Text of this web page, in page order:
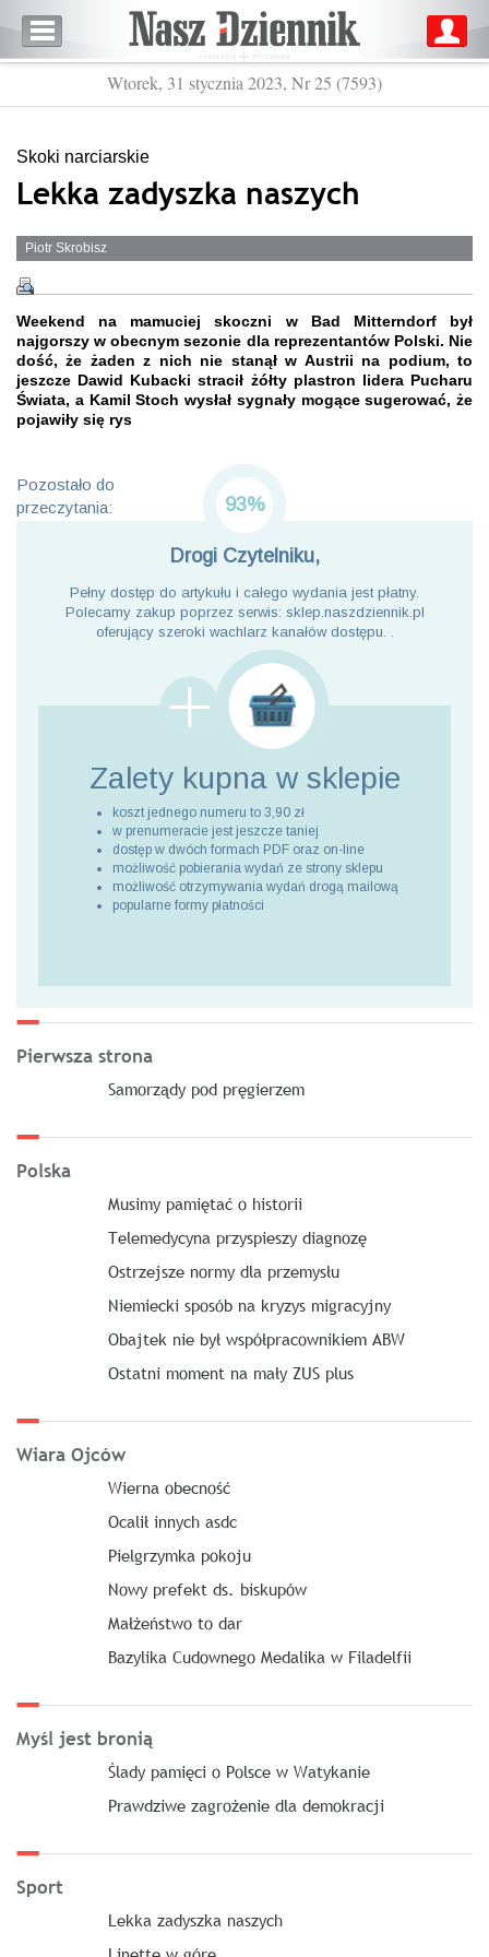
Wtorek, 31 stycznia 2023, Nr 25 (7593)
Skoki narciarskie
Lekka zadyszka naszych
Piotr Skrobisz
Weekend na mamuciej skoczni w Bad Mitterndorf był
najgorszy w obecnym sezonie dla reprezentantów Polski. Nie
dość, że żaden z nich nie stanął w Austrii na podium, to
jeszcze Dawid Kubacki stracił żółty plastron lidera Pucharu
Świata, a Kamil Stoch wysłał sygnały mogące sugerować, że
pojawiły się rys
Pozostało do
przeczytania:
93%
Drogi Czytelniku,
Pełny dostęp do artykułu i całego wydania jest płatny.
Polecamy zakup poprzez serwis: sklep.naszdziennik.pl
oferujący szeroki wachlarz kanałów dostępu. .
Zalety kupna w sklepie
koszt jednego numeru to 3,90 zł
w prenumeracie jest jeszcze taniej
dostęp w dwóch formach PDF oraz on-line
możliwość pobierania wydań ze strony sklepu
możliwość otrzymywania wydań drogą mailową
popularne formy płatności
Pierwsza strona
Samorządy pod pręgierzem
Polska
Musimy pamiętać o historii
Telemedycyna przyspieszy diagnozę
Ostrzejsze normy dla przemysłu
Niemiecki sposób na kryzys migracyjny
Obajtek nie był współpracownikiem ABW
Ostatni moment na mały ZUS plus
Wiara Ojców
Wierna obecność
Ocalił innych asdc
Pielgrzymka pokoju
Nowy prefekt ds. biskupów
Małżeństwo to dar
Bazylika Cudownego Medalika w Filadelfii
Myśl jest bronią
Ślady pamięci o Polsce w Watykanie
Prawdziwe zagrożenie dla demokracji
Sport
Lekka zadyszka naszych